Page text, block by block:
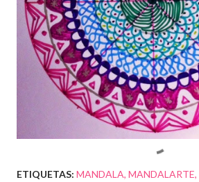
ETIQUETAS: MANDALA MANDALARTE